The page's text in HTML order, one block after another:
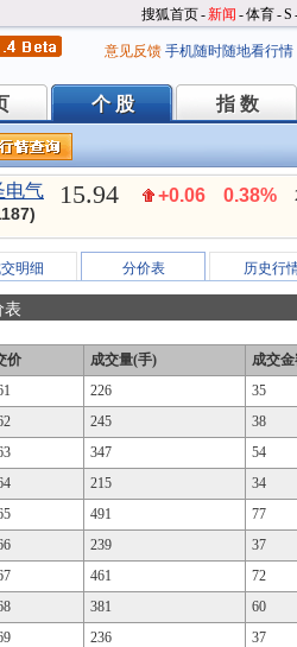
搜狐首页-新闻 -体育-S
意见反馈 手机随时随地看行情
个 股
个 股 指 数
指 数
电气 15.94 +0.06 0.38%
明细 分价表 历史行
表
价 成交量(手)
成交
226
35
245
38
347
54
215
34
491
77
239
37
461
72
381
60
236
37